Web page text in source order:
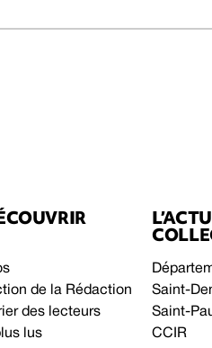
de la Rédaction
des lecteurs
lus
Saint-
Saint-
CCIR